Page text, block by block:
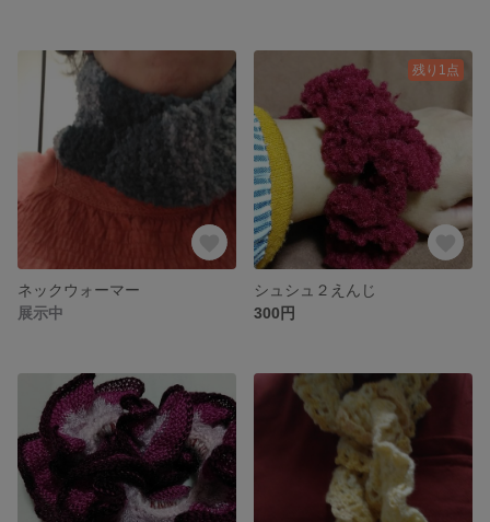
ネックウォーマー
展示中
残り1点
シュシュ２えんじ
300円